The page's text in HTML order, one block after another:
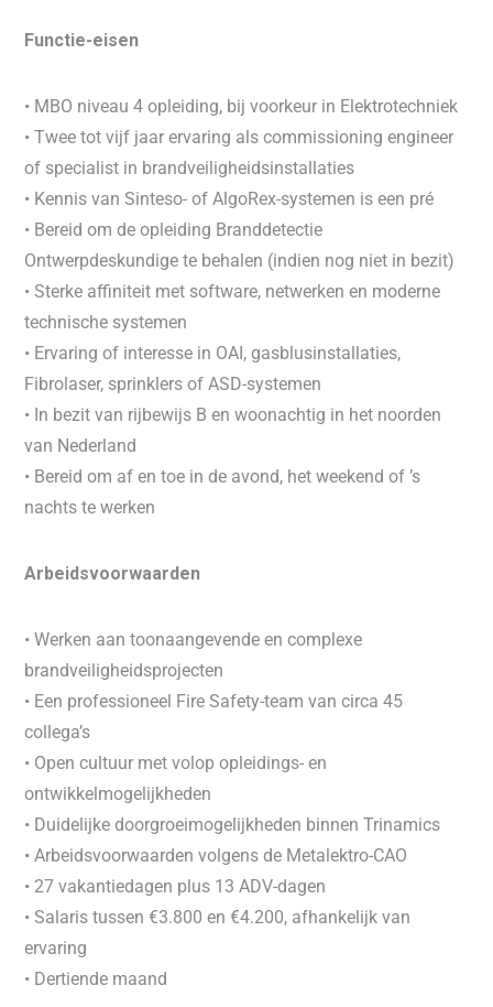
Functie-eisen
• MBO niveau 4 opleiding, bij voorkeur in Elektrotechniek
• Twee tot vijf jaar ervaring als commissioning engineer
of specialist in brandveiligheidsinstallaties
• Kennis van Sinteso- of AlgoRex-systemen is een pré
• Bereid om de opleiding Branddetectie
Ontwerpdeskundige te behalen (indien nog niet in bezit)
• Sterke affiniteit met software, netwerken en moderne
technische systemen
• Ervaring of interesse in OAI, gasblusinstallaties,
Fibrolaser, sprinklers of ASD-systemen
• In bezit van rijbewijs B en woonachtig in het noorden
van Nederland
• Bereid om af en toe in de avond, het weekend of ’s
nachts te werken
Arbeidsvoorwaarden
• Werken aan toonaangevende en complexe
brandveiligheidsprojecten
• Een professioneel Fire Safety-team van circa 45
collega’s
• Open cultuur met volop opleidings- en
ontwikkelmogelijkheden
• Duidelijke doorgroeimogelijkheden binnen Trinamics
• Arbeidsvoorwaarden volgens de Metalektro-CAO
• 27 vakantiedagen plus 13 ADV-dagen
• Salaris tussen €3.800 en €4.200, afhankelijk van
ervaring
• Dertiende maand